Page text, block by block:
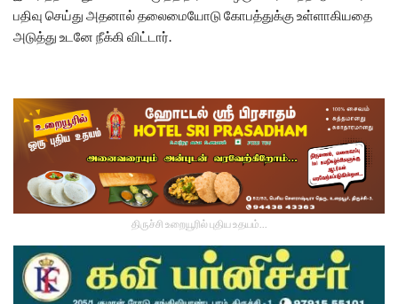
பதிவு செய்து அதனால் தலைமையோடு கோபத்துக்கு உள்ளாகியதை
அடுத்து உடனே நீக்கி விட்டார்.
திருச்சி உறையூரில் புதிய உதயம்...